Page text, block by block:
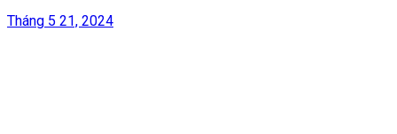
Tháng 5 21, 2024